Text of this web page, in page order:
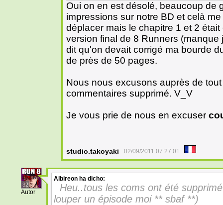
Oui on en est désolé, beaucoup de
impressions sur notre BD et celà
déplacer mais le chapitre 1 et 2
version final de 8 Runners
dit qu'on devait corrigé ma bourde
de près de 50 pages.
Nous nous excusons auprès de
commentaires supprimé. V_V
Je vous prie de nous en excuser
studio.takoyaki 02/09/2011 07:27:01
32
Autor
Albireon ha dicho:
Heu..tous les coms ont été
louper un épisode moi ** sbaf **)